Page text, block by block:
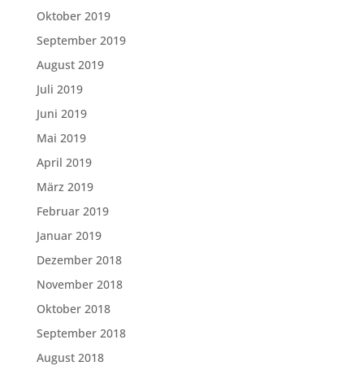
Oktober 2019
September 2019
August 2019
Juli 2019
Juni 2019
Mai 2019
April 2019
März 2019
Februar 2019
Januar 2019
Dezember 2018
November 2018
Oktober 2018
September 2018
August 2018